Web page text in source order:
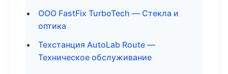
ООО FastFix TurboTech — Стекла и
оптика
Техстанция AutoLab Route —
Техническое обслуживание